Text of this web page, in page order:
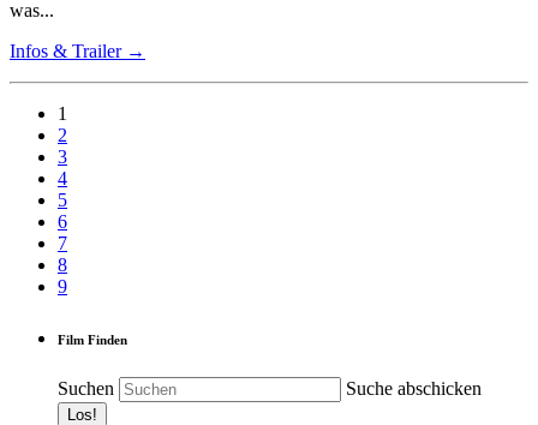
was...
Infos & Trailer →
1
2
3
4
5
6
7
8
9
Film Finden
Suchen Suche abschicken